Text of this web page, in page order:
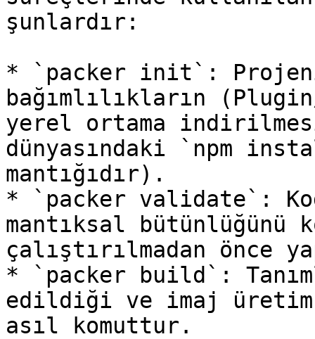
şunlardır:
* `packer init`:
bağımlılıkların
yerel ortama
dünyasındaki `npm
mantığıdır).
* `packer validate`:
mantıksal bütünlüğünü
çalıştırılmadan
* `packer build`:
edildiği ve imaj
asıl komuttur.